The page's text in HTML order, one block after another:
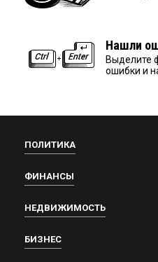
Нашли
Выделите
ошибки и
ПОЛИТИКА
ФИНАНСЫ
НЕДВИЖИМОСТЬ
БИЗНЕС